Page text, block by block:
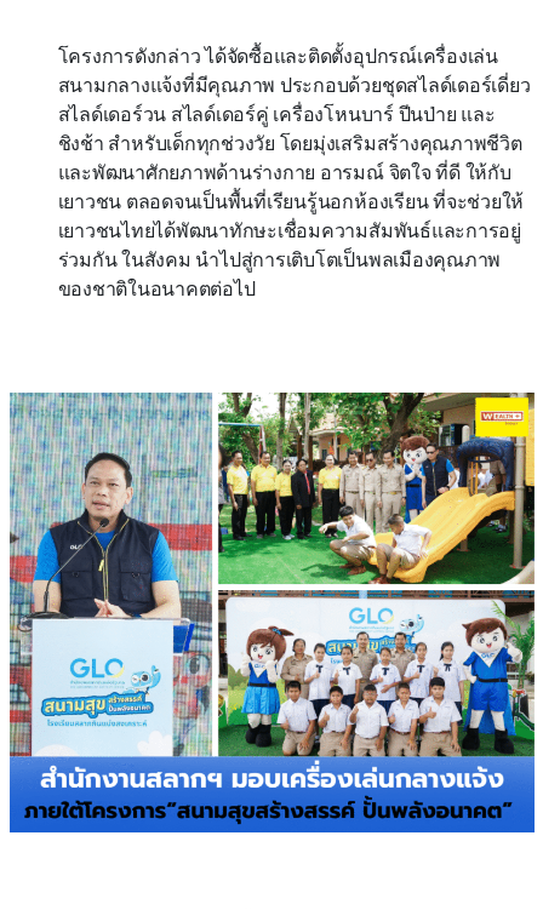
โครงการดังกล่าว ได้จัดซื้อและติดตั้งอุปกรณ์เครื่องเล่น
สนามกลางแจ้งที่มีคุณภาพ ประกอบด้วยชุดสไลด์เดอร์เดี่ยว
สไลด์เดอร์วน สไลด์เดอร์คู่ เครื่องโหนบาร์ ปีนป่าย และ
ชิงช้า สำหรับเด็กทุกช่วงวัย โดยมุ่งเสริมสร้างคุณภาพชีวิต
และพัฒนาศักยภาพด้านร่างกาย อารมณ์ จิตใจ ที่ดี ให้กับ
เยาวชน ตลอดจนเป็นพื้นที่เรียนรู้นอกห้องเรียน ที่จะช่วยให้
เยาวชนไทยได้พัฒนาทักษะเชื่อมความสัมพันธ์และการอยู่
ร่วมกัน ในสังคม นำไปสู่การเติบโตเป็นพลเมืองคุณภาพ
ของชาติในอนาคตต่อไป